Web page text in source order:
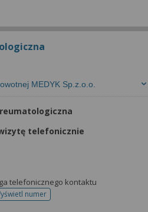
MEDYK Sp.z.o.o.
telefonicznie
telefonicznego kontaktu
numer
telefonu do rejestracji